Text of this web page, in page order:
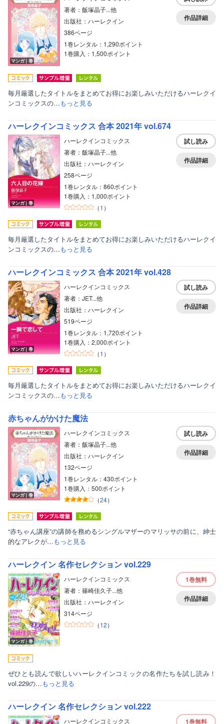
マンガ｜巻
著者：飯塚晶子...他
出版社：ハーレクイン
386ページ
1巻レンタル：1,290ポイント
1巻購入：1,500ポイント
作品詳細
毎月厳選したタイトルをまとめてお得にお楽しみいただけるハーレクイ
ンコミックスの…もっと見る
ハーレクインコミックス 合本 2021年 vol.674
マンガ｜巻
ハーレクインコミックス
著者：飯塚晶子...他
出版社：ハーレクイン
258ページ
1巻レンタル：860ポイント
1巻購入：1,000ポイント
（1 ）
試し読み
作品詳細
毎月厳選したタイトルをまとめてお得にお楽しみいただけるハーレクイ
ンコミックスの…もっと見る
ハーレクインコミックス 合本 2021年 vol.428
マンガ｜巻
ハーレクインコミックス
著者：JET...他
出版社：ハーレクイン
519ページ
1巻レンタル：1,720ポイント
1巻購入：2,000ポイント
（1 ）
試し読み
作品詳細
毎月厳選したタイトルをまとめてお得にお楽しみいただけるハーレクイ
ンコミックスの…もっと見る
赤ちゃんがかけた魔法
マンガ｜巻
ハーレクインコミックス
著者：飯塚晶子...他
出版社：ハーレクイン
132ページ
1巻レンタル：430ポイント
1巻購入：500ポイント
（24）
試し読み
作品詳細
“赤ちゃん講座”の講師を務めるシングルマザーのマリッサの前に、紳士
的なアレクが…もっと見る
ハーレクイン 名作セレクション vol.229
マンガ｜巻
ハーレクインコミックス
著者：篠崎佳久子...他
出版社：ハーレクイン
314ページ
（12）
1巻無料
作品詳細
ぜひとも読んで欲しいハーレクインコミックの名作たちを試し読み！
vol.229の…もっと見る
ハーレクイン 名作セレクション vol.222
ハーレクインコミックス
1巻無料